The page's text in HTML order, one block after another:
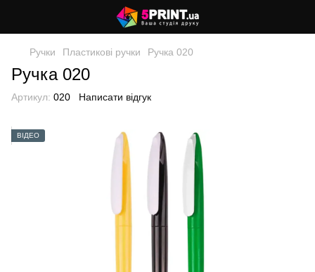
Ручки Пластикові ручки Ручка 020
Ручка 020
Артикул: 020 Написати відгук
ВІДЕО